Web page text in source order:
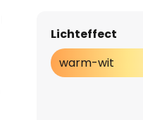
Lichteffect
warm-wit